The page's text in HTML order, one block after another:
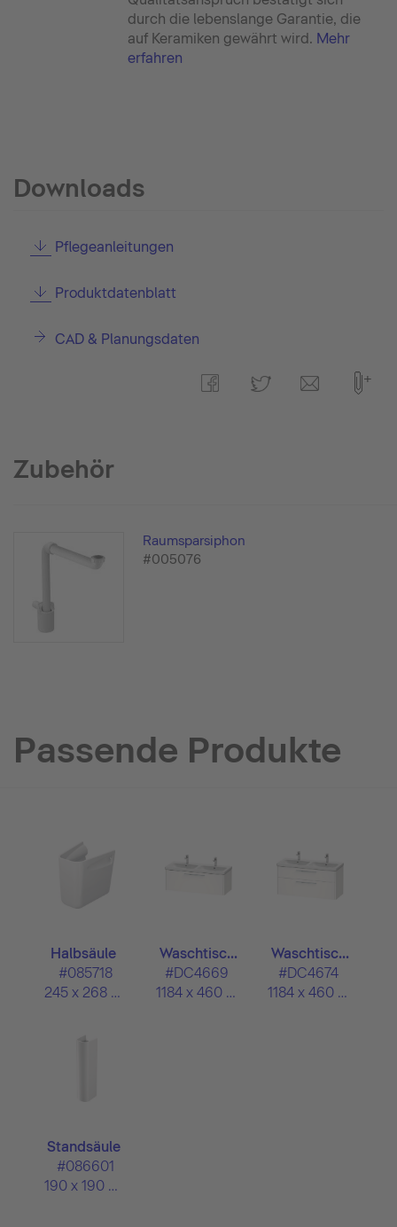
durch die lebenslange Garantie, die
auf Keramiken gewährt wird. Mehr
erfahren
Downloads
Pflegeanleitungen
Produktdatenblatt
CAD & Planungsdaten
Zubehör
Raumsparsiphon
#005076
Passende Produkte
Halbsäule
#085718
245 x 268 mm
Waschtisc...
#DC4669
1184 x 460 mm
Waschtisc...
#DC4674
1184 x 460 mm
Standsäule
#086601
190 x 190 mm